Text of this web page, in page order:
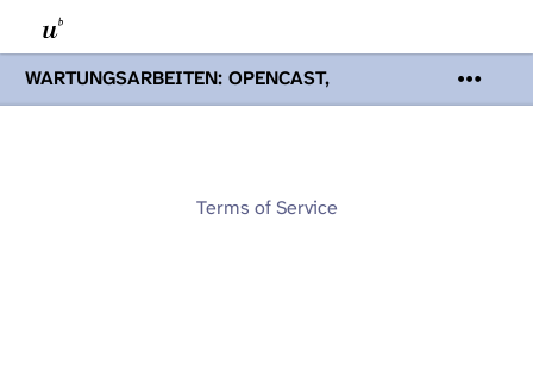
WARTUNGSARBEITEN: OPENCAST,
PODCASTS & TOBIRA
Mi 19. August
Opencast-Videos und Tobira nicht zur
Terms of Service